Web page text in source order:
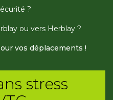
?
ou vers Herblay ?
vos déplacements !
stress